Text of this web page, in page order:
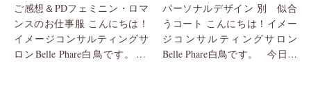
ご感想＆PDフェミニン・ロマ
ンスのお仕事服 こんにちは！
イメージコンサルティングサ
ロンBelle Phare白鳥です。 今
パーソナルデザイン 別 似合
うコート こんにちは！イメー
ジコンサルティングサロン
Belle Phare白鳥です。 今日は